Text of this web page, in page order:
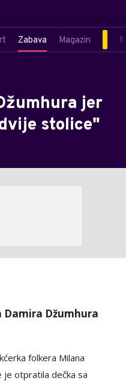
Zabava Magazin
jer
stolice"
Damira Džumhura
folkera Milana
je otpratila dečka sa